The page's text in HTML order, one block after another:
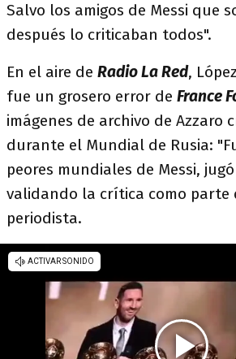
Salvo los amigos de Messi que
después lo criticaban todos".
En el aire de Radio La Red,
fue un grosero error de France
imágenes de archivo de Azzaro
durante el Mundial de Rusia:
peores mundiales de Messi,
validando la crítica como parte
periodista.